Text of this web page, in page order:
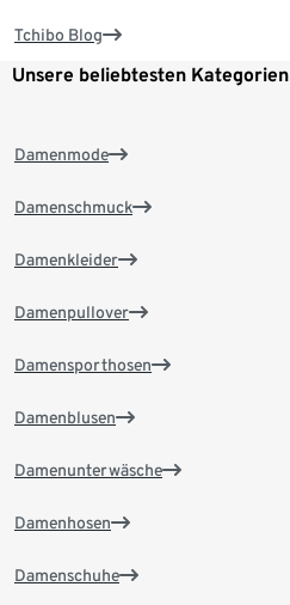
Tchibo Blog
Unsere beliebtesten Kategorien
Damenmode
Damenschmuck
Damenkleider
Damenpullover
Damensporthosen
Damenblusen
Damenunterwäsche
Damenhosen
Damenschuhe